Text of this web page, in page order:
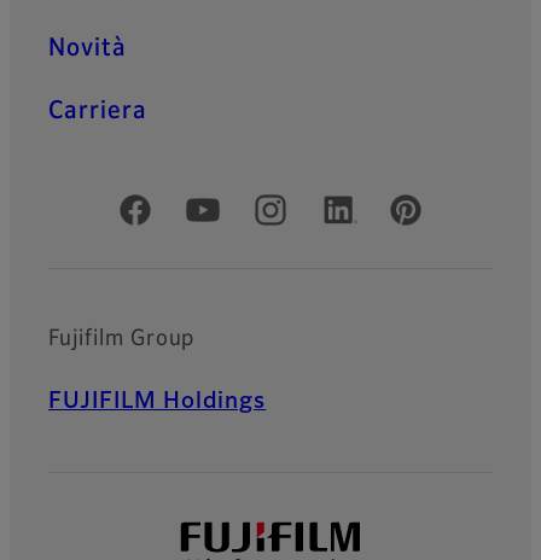
Novità
Carriera
Social media ufficiali
Fujifilm Group
FUJIFILM Holdings